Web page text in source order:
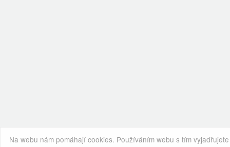
Na webu nám pomáhají cookies. Používáním webu s tím